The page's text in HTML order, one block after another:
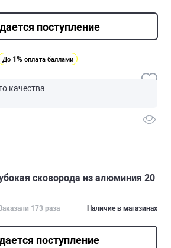
поступление
До 1% оплата баллами
качества
сковорода из алюминия 20
173 раза Наличие в магазинах
поступление